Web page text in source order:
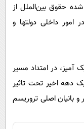
حقوق بین‌الملل از
داخلی دولتها و
آمیز، در امتداد مسیر
دهه اخیر تحت تاثیر
بانیان اصلی تروریسم